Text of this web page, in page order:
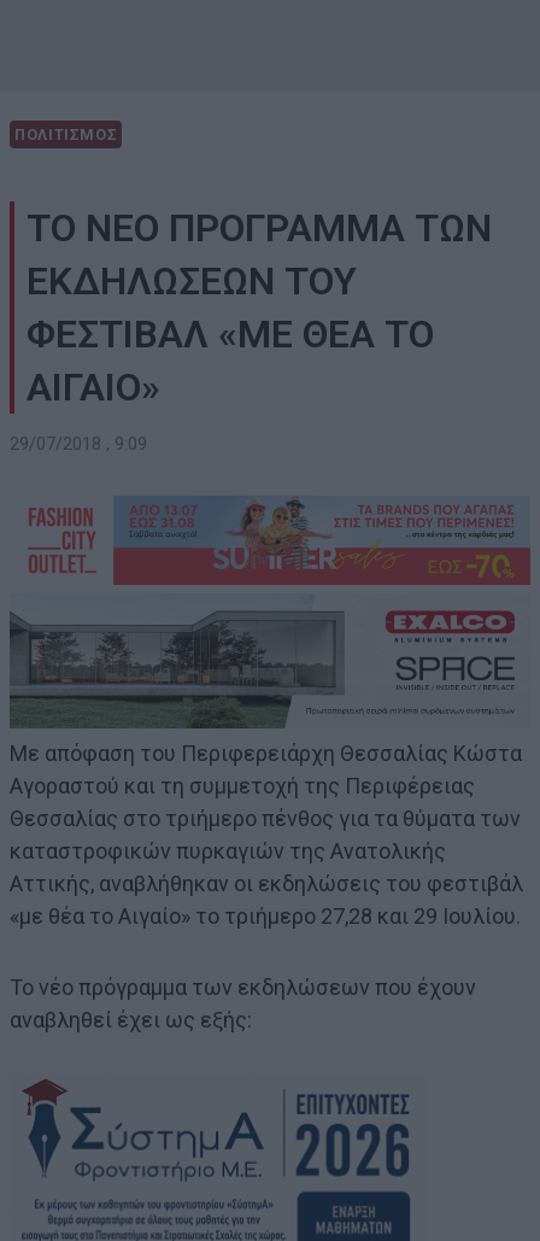
ΠΟΛΙΤΙΣΜΟΣ
ΤΟ ΝΕΟ ΠΡΟΓΡΑΜΜΑ ΤΩΝ
ΕΚΔΗΛΩΣΕΩΝ ΤΟΥ
ΦΕΣΤΙΒΑΛ «ΜΕ ΘΕΑ ΤΟ
ΑΙΓΑΙΟ»
29/07/2018 , 9:09
Με απόφαση του Περιφερειάρχη Θεσσαλίας Κώστα
Αγοραστού και τη συμμετοχή της Περιφέρειας
Θεσσαλίας στο τριήμερο πένθος για τα θύματα των
καταστροφικών πυρκαγιών της Ανατολικής
Αττικής, αναβλήθηκαν οι εκδηλώσεις του φεστιβάλ
«με θέα το Αιγαίο» το τριήμερο 27,28 και 29 Ιουλίου.
Το νέο πρόγραμμα των εκδηλώσεων που έχουν
αναβληθεί έχει ως εξής: